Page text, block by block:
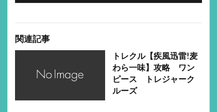
関連記事
トレクル【疾風迅雷!麦
わら一味】攻略 ワン
ピース トレジャーク
ルーズ